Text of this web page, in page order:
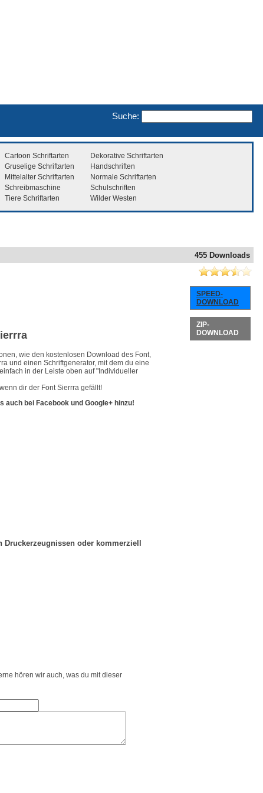
Suche:
Cartoon Schriftarten
Dekorative Schriftarten
Gruselige Schriftarten
Handschriften
Mittelalter Schriftarten
Normale Schriftarten
Schreibmaschine
Schulschriften
Tiere Schriftarten Wilder Westen
455 Downloads
SPEED-
DOWNLOAD
ZIP-
DOWNLOAD
wie den kostenlosen Download des Font,
und einen Schriftgenerator, mit dem du eine
in der Leiste oben auf "Individueller
dir der Font Sierrra gefällt!
auch bei Facebook und Google+ hinzu!
Druckerzeugnissen oder kommerziell
hören wir auch, was du mit dieser